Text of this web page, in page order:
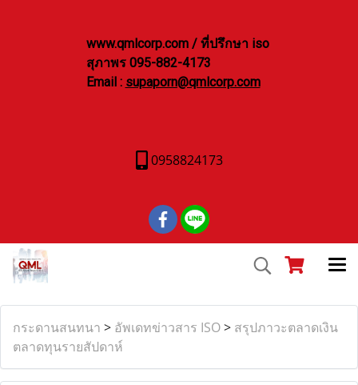
www.qmlcorp.com / ที่ปรึกษา iso
สุภาพร 095-882-4173
Email : supaporn@qmlcorp.com
0958824173
กระดานสนทนา > อัพเดทข่าวสาร ISO> สรุปภาวะตลาดเงิน
ตลาดทุนรายสัปดาห์